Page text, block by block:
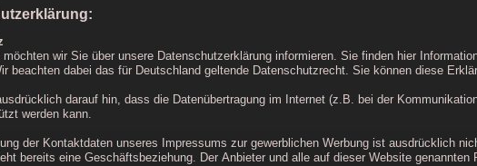
möchten wir Sie über unsere Datenschutzerklärung informieren. Sie finden hier
beachten dabei das für Deutschland geltende Datenschutzrecht. Sie können diese
darauf hin, dass die Datenübertragung im Internet (z.B. bei der
werden kann.
der Kontaktdaten unseres Impressums zur gewerblichen Werbung ist ausdrücklich
bereits eine Geschäftsbeziehung. Der Anbieter und alle auf dieser Website